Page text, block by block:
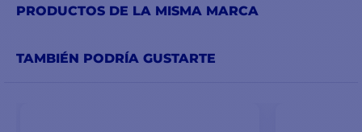
PRODUCTOS DE LA MISMA MARCA
TAMBIÉN PODRÍA GUSTARTE